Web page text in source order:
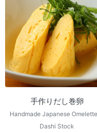
手作りだし巻卵
Handmade Japanese
Dashi Stock